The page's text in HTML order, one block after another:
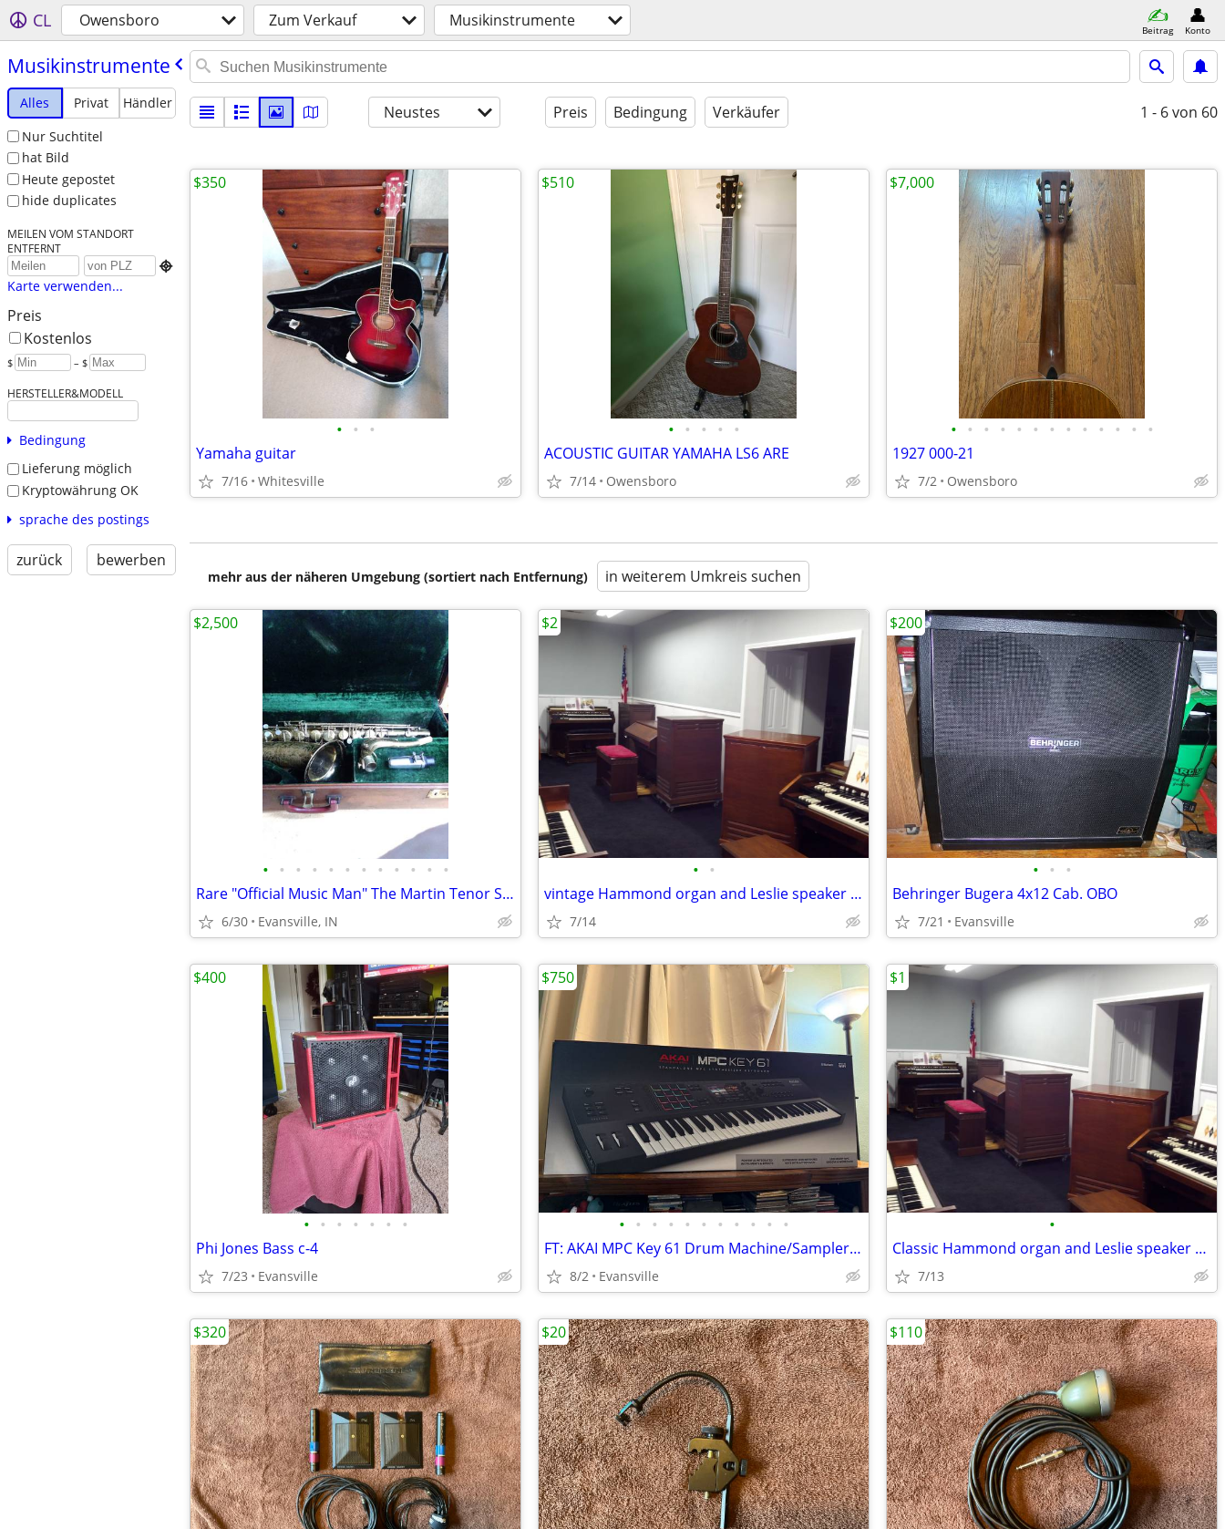
CL Owensboro Zum Verkauf Musikinstrumente Beitrag Konto
Musikinstrumente
Alles Privat
Händler
Nur Suchtitel
hat Bild
Heute gepostet
hide duplicates
MEILEN VOM STANDORT
ENTFERNT

Karte verwenden...
Preis
Kostenlos
$ – $
HERSTELLER&MODELL
Bedingung
Lieferung möglich
Kryptowährung OK
sprache des postings
zurück bewerben
Neustes Preis Bedingung Verkäufer 1 - 6von 60
• • •
Yamaha guitar
7/16 Whitesville
$350
• • • • •
ACOUSTIC GUITAR YAMAHA LS6 ARE
7/14 Owensboro
$510
• • • • • • • • • • • • •
1927 000-21
7/2 Owensboro
$7,000
mehr aus der näheren Umgebung (sortiert nach Entfernung) in weiterem Umkreis suchen
• • • • • • • • • • • •
Rare "Official Music Man" The Martin Tenor Sax
6/30 Evansville, IN
$2,500
• •
vintage Hammond organ and Leslie speaker avail
7/14
$2
• • •
Behringer Bugera 4x12 Cab. OBO
7/21 Evansville
$200
• • • • • • •
Phi Jones Bass c-4
7/23 Evansville
$400
• • • • • • • • • • •
FT: AKAI MPC Key 61 Drum Machine/Sampler/Synth workstation
8/2 Evansville
$750
•
Classic Hammond organ and Leslie speaker avail - $2
7/13
$1
$320 $20 $110